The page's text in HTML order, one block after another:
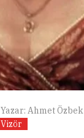
Yazar: Ahmet Özbek
Vizör